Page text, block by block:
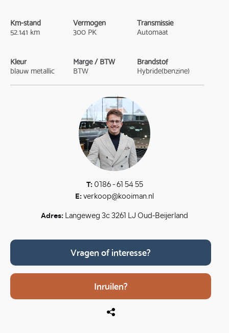
Km-stand
52.141 km
Vermogen
300 PK
Transmissie
Automaat
Kleur
blauw metallic
Marge / BTW
BTW
Brandstof
Hybride(benzine)
T: 0186 - 61 54 55
E: verkoop@kooiman.nl
Adres: Langeweg 3c 3261 LJ Oud-Beijerland
Vragen of interesse?
Inruilen?